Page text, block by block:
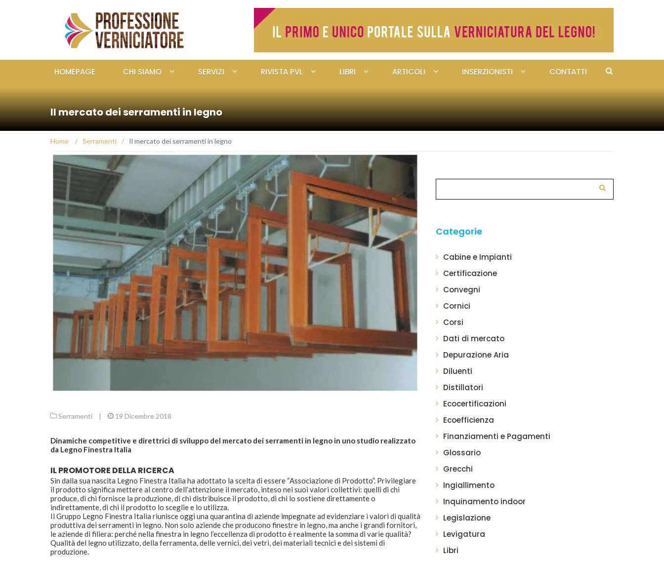
HOMEPAGE CHI SIAMO SERVIZI RIVISTA PVL LIBRI ARTICOLI INSERZIONISTI CONTATTI
Il mercato dei serramenti in legno
Home / Serramenti / Il mercato dei serramenti in legno
Serramenti | 19 Dicembre 2018
Dinamiche competitive e direttrici di sviluppo del mercato dei serramenti in legno in uno studio realizzato
da Legno Finestra Italia
IL PROMOTORE DELLA RICERCA
Sin dalla sua nascita Legno Finestra Italia ha adottato la scelta di essere “Associazione di Prodotto”. Privilegiare
il prodotto significa mettere al centro dell’attenzione il mercato, inteso nei suoi valori collettivi: quelli di chi
produce, di chi fornisce la produzione, di chi distribuisce il prodotto, di chi lo sostiene direttamente o
indirettamente, di chi il prodotto lo sceglie e lo utilizza.
Il Gruppo Legno Finestra Italia riunisce oggi una quarantina di aziende impegnate ad evidenziare i valori di qualità
produttiva dei serramenti in legno. Non solo aziende che producono finestre in legno, ma anche i grandi fornitori,
le aziende di filiera: perché nella finestra in legno l’eccellenza di prodotto è realmente la somma di varie qualità?
Qualità del legno utilizzato, della ferramenta, delle vernici, dei vetri, dei materiali tecnici e dei sistemi di
produzione.
Categorie
Cabine e Impianti
Certificazione
Convegni
Cornici
Corsi
Dati di mercato
Depurazione Aria
Diluenti
Distillatori
Ecocertificazioni
Ecoefficienza
Finanziamenti e Pagamenti
Glossario
Grecchi
Ingiallimento
Inquinamento indoor
Legislazione
Levigatura
Libri